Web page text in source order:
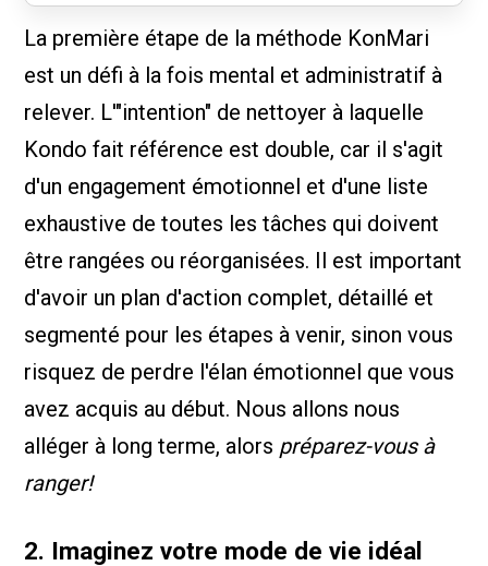
La première étape de la méthode KonMari
est un défi à la fois mental et administratif à
relever. L'"intention" de nettoyer à laquelle
Kondo fait référence est double, car il s'agit
d'un engagement émotionnel et d'une liste
exhaustive de toutes les tâches qui doivent
être rangées ou réorganisées. Il est important
d'avoir un plan d'action complet, détaillé et
segmenté pour les étapes à venir, sinon vous
risquez de perdre l'élan émotionnel que vous
avez acquis au début. Nous allons nous
alléger à long terme, alors préparez-vous à
ranger!
2. Imaginez votre mode de vie idéal